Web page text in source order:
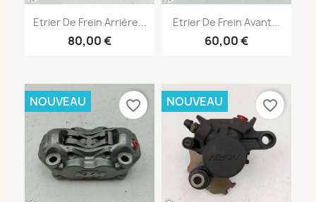
Etrier De Frein Arrière...
80,00 €
Etrier De Frein Avant...
60,00 €
NOUVEAU favorite_border NOUVEAU favorite_border